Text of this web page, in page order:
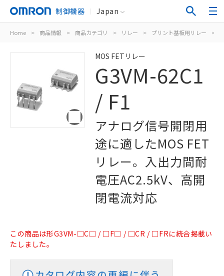
制御機器 Japan
Home > 商品情報 > 商品カテゴリ > リレー > プリント基板用リレー >
MOS FETリレー
G3VM-62C1
/ F1
アナログ信号開閉用
途に適したMOS FET
リレー。入出力間耐
電圧AC2.5kV、高開
閉電流対応
この商品は形G3VM-□C□ / □F□ / □CR / □FRに統合掲載い
たしました。